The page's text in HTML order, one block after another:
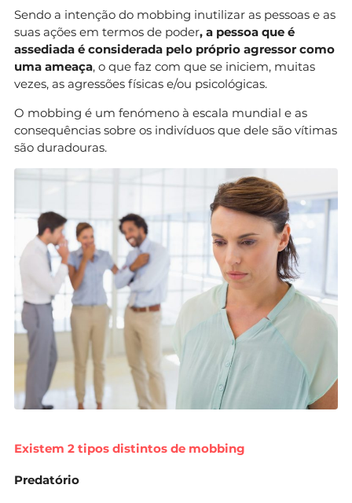
Sendo a intenção do mobbing inutilizar as pessoas e as
suas ações em termos de poder, a pessoa que é
assediada é considerada pelo próprio agressor como
uma ameaça, o que faz com que se iniciem, muitas
vezes, as agressões físicas e/ou psicológicas.
O mobbing é um fenómeno à escala mundial e as
consequências sobre os indivíduos que dele são vítimas
são duradouras.
Existem 2 tipos distintos de mobbing
Predatório